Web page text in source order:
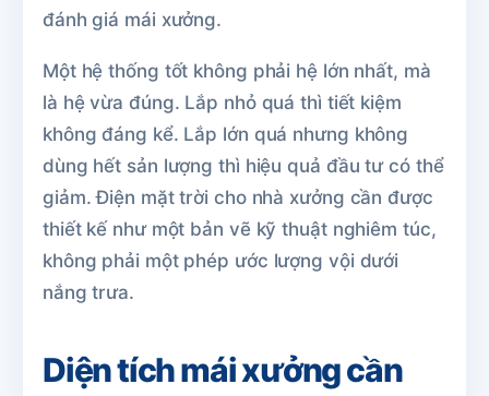
đánh giá mái xưởng.
Một hệ thống tốt không phải hệ lớn nhất, mà
là hệ vừa đúng. Lắp nhỏ quá thì tiết kiệm
không đáng kể. Lắp lớn quá nhưng không
dùng hết sản lượng thì hiệu quả đầu tư có thể
giảm. Điện mặt trời cho nhà xưởng cần được
thiết kế như một bản vẽ kỹ thuật nghiêm túc,
không phải một phép ước lượng vội dưới
nắng trưa.
Diện tích mái xưởng cần